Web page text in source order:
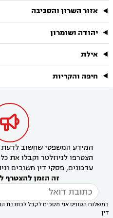
אזור השרון והסביבה
יהודה ושומרון
אילת
חיפה והקריות

המידע המשפטי שחשוב לדעת
הצטרפו לניוזלטר וקבלו
עדכונים, פסקי דין חשובים
זה הזמן להצטרף
במשלוח הטופס אני מסכים לקבל לכתובת
דין